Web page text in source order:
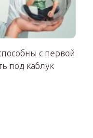
с первой
под каблук